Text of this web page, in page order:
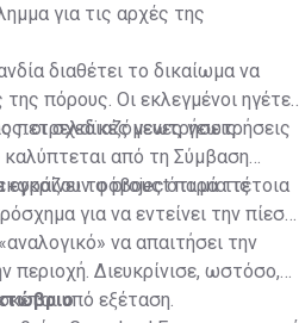
για τις αρχές της
διαθέτει το δικαίωμα να
πόρους. Οι εκλεγμένοι ηγέτες
πετρελαϊκές γεωτρήσεις.
οι σχεδιαζόμενες γεωτρήσεις
καλύπτεται από τη Σύμβαση
το project παρά τις
φόβους ότι μια τέτοια
για να εντείνει την πίεση
να απαιτήσει την
περιοχή. Διευκρίνισε, ωστόσο,
υπό εξέταση.